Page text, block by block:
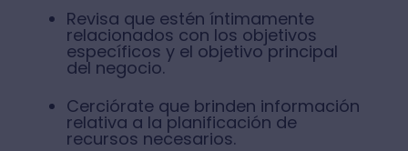
Revisa que estén íntimamente
relacionados con los objetivos
específicos y el objetivo principal
del negocio.
Cerciórate que brinden información
relativa a la planificación de
recursos necesarios.